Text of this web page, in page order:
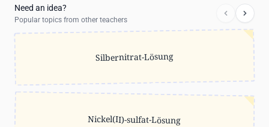
Need an idea?
Popular topics from other teachers
Silbernitrat-Lösung
Nickel(II)-sulfat-Lösung